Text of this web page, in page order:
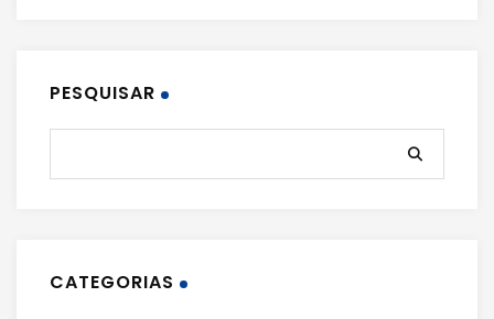
PESQUISAR
CATEGORIAS